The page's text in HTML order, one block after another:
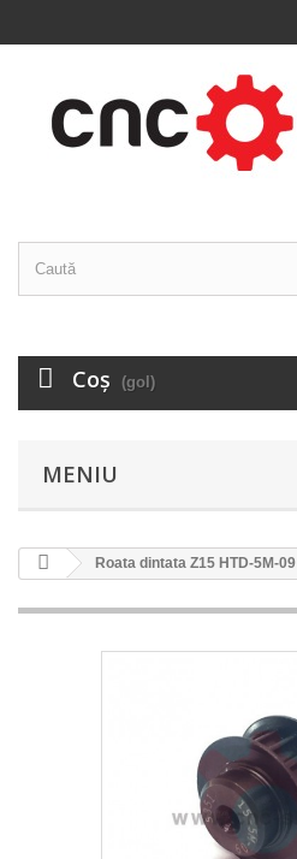
Coş (gol)
MENIU
Roata dintata Z15 HTD-5M-09